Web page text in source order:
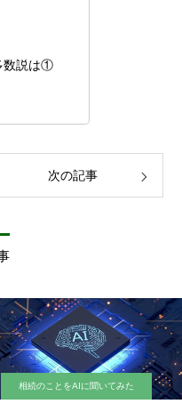
数説は①
次の記事
相続のことをAIに聞いてみた